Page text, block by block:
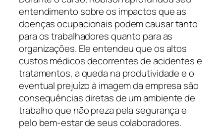
entendimento sobre os impactos que as
doenças ocupacionais podem causar tanto
para os trabalhadores quanto para as
organizações. Ele entendeu que os altos
custos médicos decorrentes de acidentes e
tratamentos, a queda na produtividade e o
eventual prejuízo à imagem da empresa são
consequências diretas de um ambiente de
trabalho que não preza pela segurança e
pelo bem-estar de seus colaboradores.